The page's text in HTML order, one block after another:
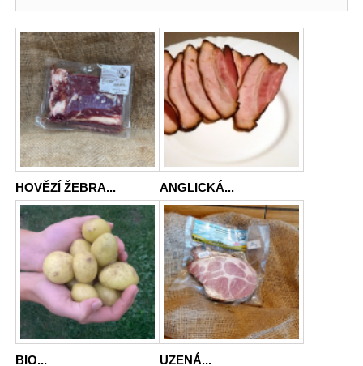
HOVĚZÍ ŽEBRA... ANGLICKÁ...
BIO... UZENÁ...